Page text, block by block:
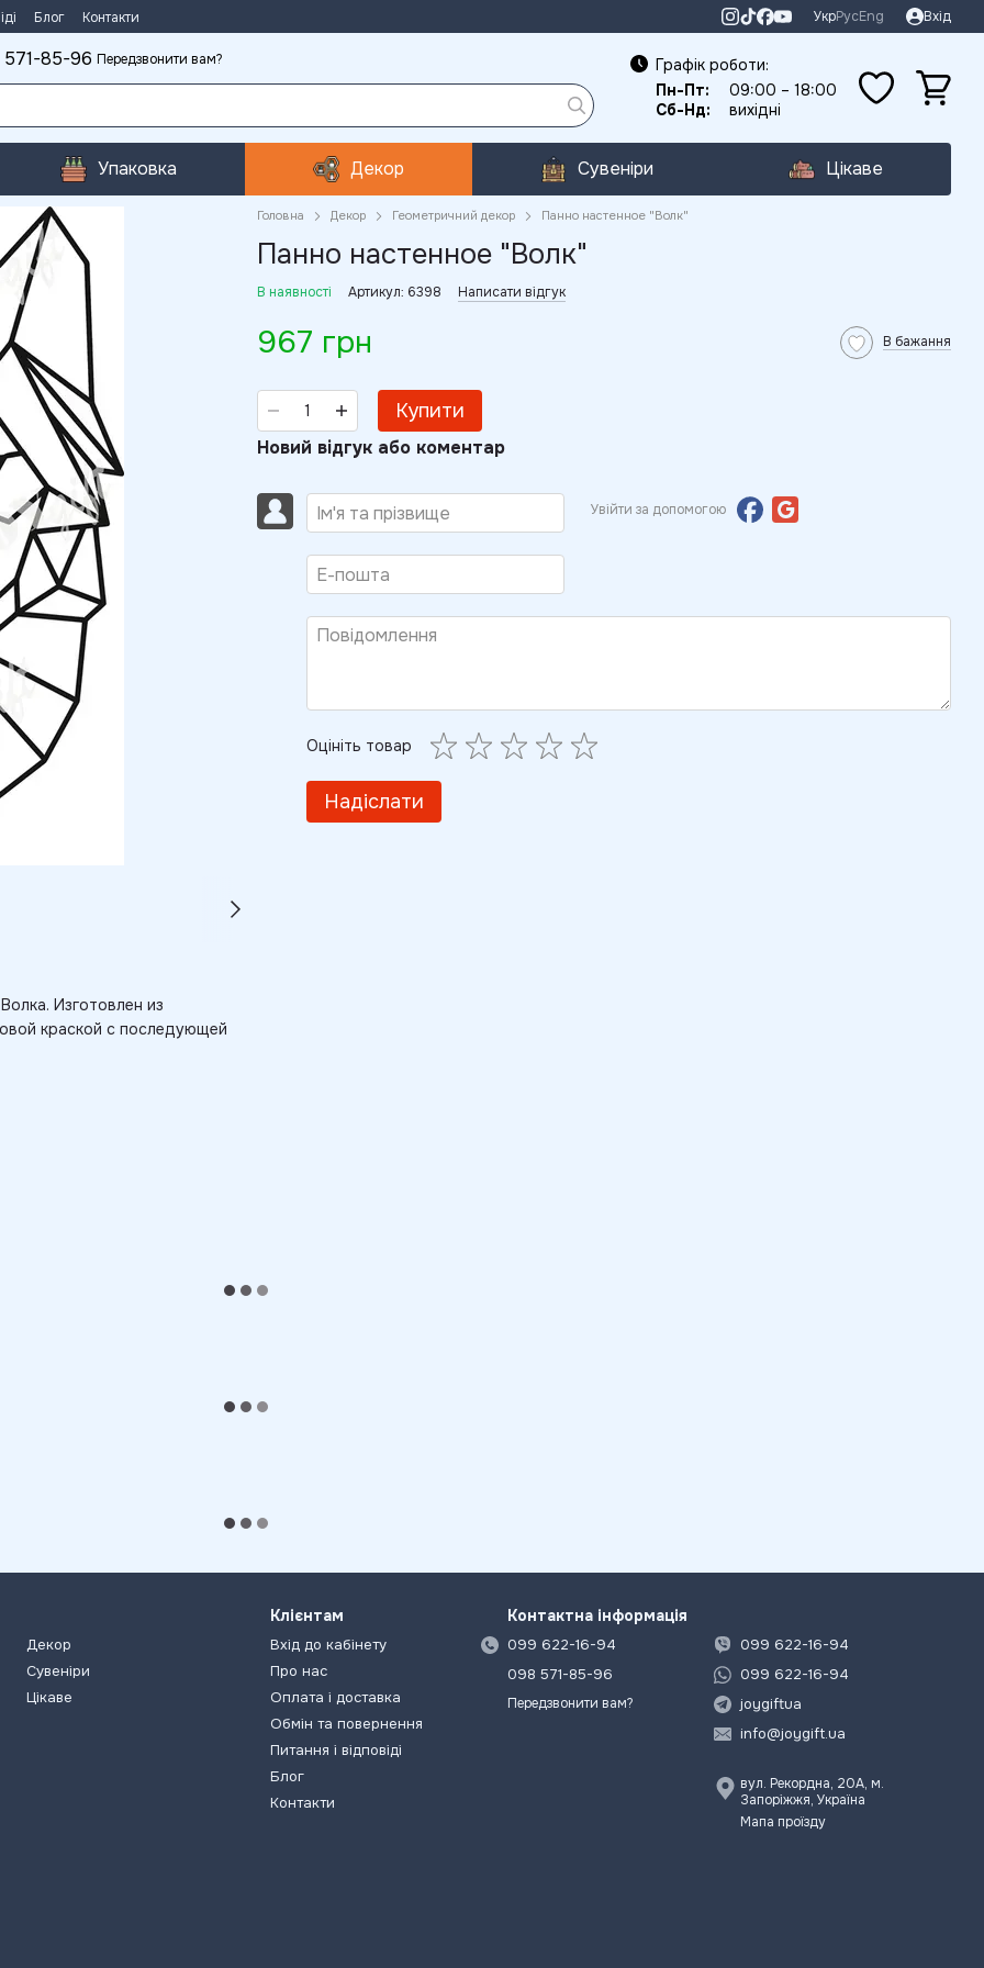
Блог Контакти УкрРусEng Вхід
85-96 Передзвонити вам?
Графік роботи:
Пн-Пт:
09:00 – 18:00
Сб-Нд:
вихідні
Упаковка Декор Сувеніри Цікаве
Изготовлен из
краской с последующей
Головна Декор Геометричний декор Панно настенное "Волк"
Панно настенное "Волк"
В наявності Артикул: 6398 Написати відгук
967 грн В бажання
Купити
Новий відгук або коментар
Увійти за допомогою
Оцініть товар
Надіслати
Декор
Сувеніри
Цікаве
Клієнтам
Вхід до кабінету
Про нас
Оплата і доставка
Обмін та повернення
Питання і відповіді
Блог
Контакти
Контактна інформація
099 622-16-94
098 571-85-96
Передзвонити вам?
099 622-16-94
099 622-16-94
joygiftua
info@joygift.ua
вул. Рекордна, 20А, м.
Запоріжжя, Україна
Мапа проїзду